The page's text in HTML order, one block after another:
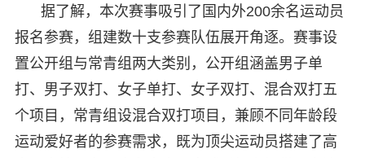
据了解，本次赛事吸引了国内外200余名运动员
报名参赛，组建数十支参赛队伍展开角逐。赛事设
置公开组与常青组两大类别，公开组涵盖男子单
打、男子双打、女子单打、女子双打、混合双打五
个项目，常青组设混合双打项目，兼顾不同年龄段
运动爱好者的参赛需求，既为顶尖运动员搭建了高